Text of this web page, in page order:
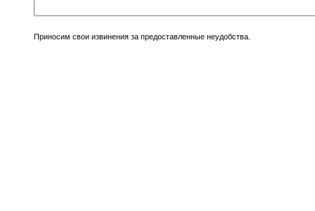
Приносим свои извинения за предоставленные неудобства.